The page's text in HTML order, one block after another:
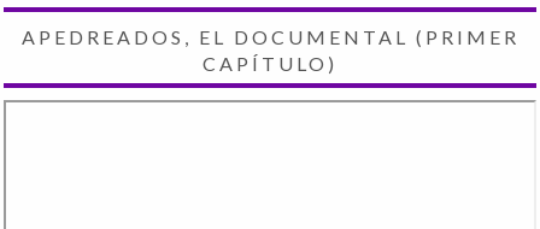
APEDREADOS, EL DOCUMENTAL (PRIMER
CAPÍTULO)